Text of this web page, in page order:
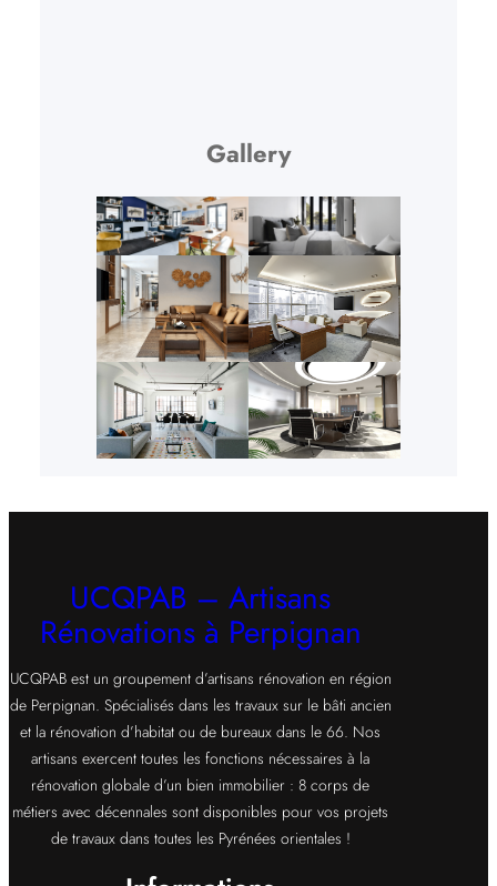
Gallery
UCQPAB – Artisans
Rénovations à Perpignan
UCQPAB est un groupement d’artisans rénovation en région
de Perpignan. Spécialisés dans les travaux sur le bâti ancien
et la rénovation d’habitat ou de bureaux dans le 66. Nos
artisans exercent toutes les fonctions nécessaires à la
rénovation globale d’un bien immobilier : 8 corps de
métiers avec décennales sont disponibles pour vos projets
de travaux dans toutes les Pyrénées orientales !